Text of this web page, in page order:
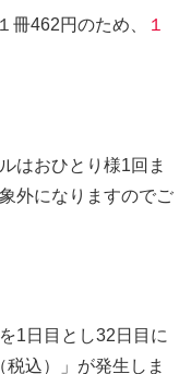
冊462円のため、
１
はおひとり様1回ま
外になりますのでご
1日目とし32日目に
込）」が発生しま